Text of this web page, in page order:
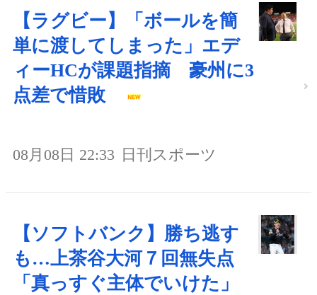
【ラグビー】「ボールを簡
単に渡してしまった」エデ
ィーHCが課題指摘 豪州に3
点差で惜敗
08月08日 22:33 日刊スポーツ
【ソフトバンク】勝ち逃す
も…上茶谷大河７回無失点
「真っすぐ主体でいけた」